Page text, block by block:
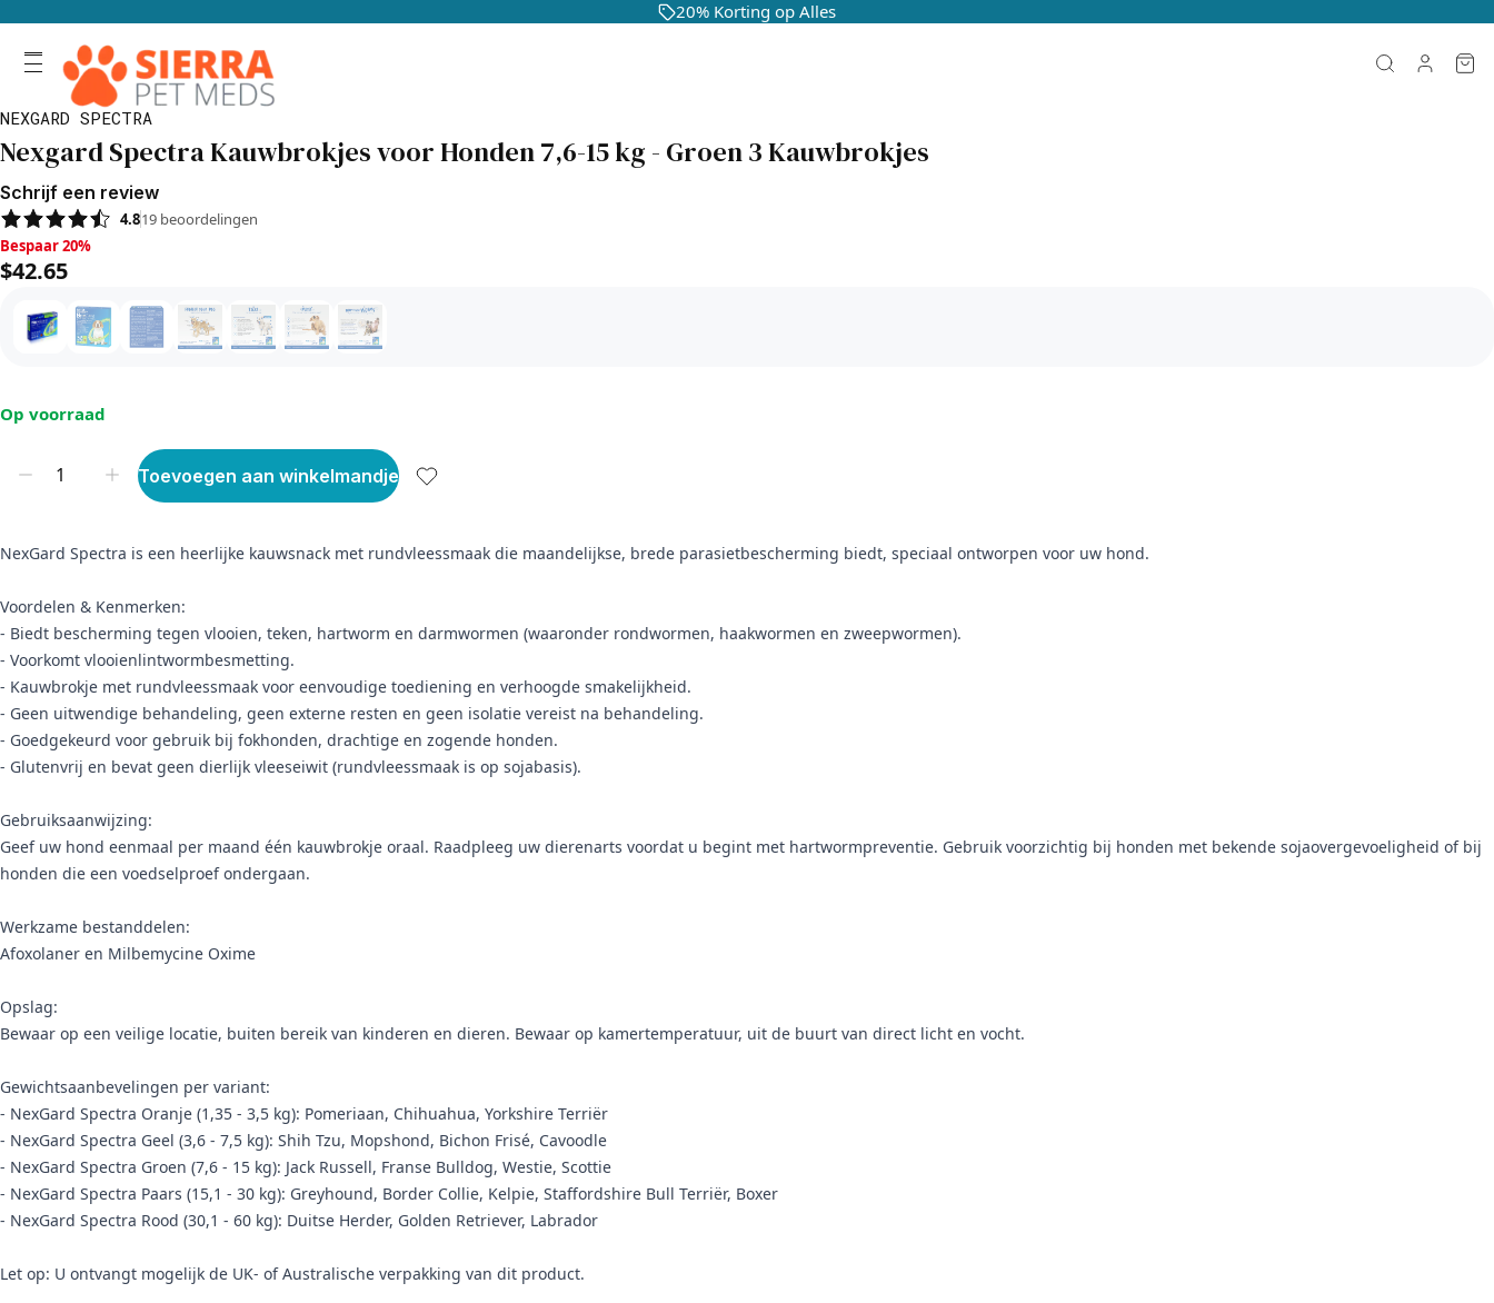
20% Korting op Alles
NEXGARD SPECTRA
Nexgard Spectra Kauwbrokjes voor Honden 7,6-15 kg - Groen 3 Kauwbrokjes
Schrijf een review
4.819 beoordelingen
Bespaar 20%, $42.65
Bespaar 20%
$42.65
Op voorraad
Toevoegen aan winkelmandje
NexGard Spectra is een heerlijke kauwsnack met rundvleessmaak die maandelijkse, brede parasietbescherming biedt, speciaal ontworpen voor uw hond.
Voordelen & Kenmerken:
- Biedt bescherming tegen vlooien, teken, hartworm en darmwormen (waaronder rondwormen, haakwormen en zweepwormen).
- Voorkomt vlooienlintwormbesmetting.
- Kauwbrokje met rundvleessmaak voor eenvoudige toediening en verhoogde smakelijkheid.
- Geen uitwendige behandeling, geen externe resten en geen isolatie vereist na behandeling.
- Goedgekeurd voor gebruik bij fokhonden, drachtige en zogende honden.
- Glutenvrij en bevat geen dierlijk vleeseiwit (rundvleessmaak is op sojabasis).
Gebruiksaanwijzing:
Geef uw hond eenmaal per maand één kauwbrokje oraal. Raadpleeg uw dierenarts voordat u begint met hartwormpreventie. Gebruik voorzichtig bij honden met bekende sojaovergevoeligheid of bij
honden die een voedselproef ondergaan.
Werkzame bestanddelen:
Afoxolaner en Milbemycine Oxime
Opslag:
Bewaar op een veilige locatie, buiten bereik van kinderen en dieren. Bewaar op kamertemperatuur, uit de buurt van direct licht en vocht.
Gewichtsaanbevelingen per variant:
- NexGard Spectra Oranje (1,35 - 3,5 kg): Pomeriaan, Chihuahua, Yorkshire Terriër
- NexGard Spectra Geel (3,6 - 7,5 kg): Shih Tzu, Mopshond, Bichon Frisé, Cavoodle
- NexGard Spectra Groen (7,6 - 15 kg): Jack Russell, Franse Bulldog, Westie, Scottie
- NexGard Spectra Paars (15,1 - 30 kg): Greyhound, Border Collie, Kelpie, Staffordshire Bull Terriër, Boxer
- NexGard Spectra Rood (30,1 - 60 kg): Duitse Herder, Golden Retriever, Labrador
Let op: U ontvangt mogelijk de UK- of Australische verpakking van dit product.